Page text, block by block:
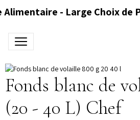
Alimentaire - Large Choix
Fonds blanc de
(20 - 40 L) Chef